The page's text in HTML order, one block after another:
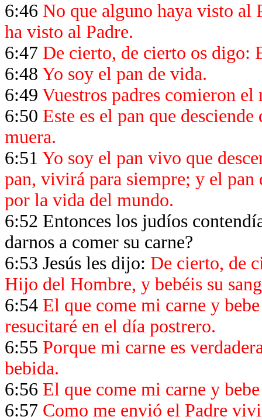
6:46 No que alguno haya visto al
ha visto al Padre.
6:47 De cierto, de cierto os digo:
6:48 Yo soy el pan de vida.
6:49 Vuestros padres comieron
6:50 Este es el pan que
muera.
6:51 Yo soy el pan vivo que
pan, vivirá para siempre; y el pan
por la vida del mundo.
6:52 Entonces los judíos
darnos a comer su carne?
6:53 Jesús les dijo: De cierto, de
Hijo del Hombre, y bebéis su
6:54 El que come mi carne y
resucitaré en el día postrero.
6:55 Porque mi carne es
bebida.
6:56 El que come mi carne y
6:57 Como me envió el Padre